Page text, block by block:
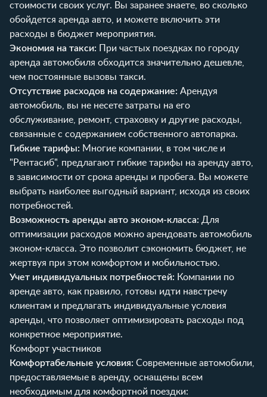
стоимости своих услуг. Вы заранее знаете, во сколько
обойдется аренда авто, и можете включить эти
расходы в бюджет мероприятия.
Экономия на такси: При частых поездках по городу
аренда автомобиля обходится значительно дешевле,
чем постоянные вызовы такси.
Отсутствие расходов на содержание: Арендуя
автомобиль, вы не несете затраты на его
обслуживание, ремонт, страховку и другие расходы,
связанные с содержанием собственного автопарка.
Гибкие тарифы: Многие компании, в том числе и
"Рентасиб", предлагают гибкие тарифы на аренду авто,
в зависимости от срока аренды и пробега. Вы можете
выбрать наиболее выгодный вариант, исходя из своих
потребностей.
Возможность аренды авто эконом-класса: Для
оптимизации расходов можно арендовать автомобиль
эконом-класса. Это позволит сэкономить бюджет, не
жертвуя при этом комфортом и мобильностью.
Учет индивидуальных потребностей: Компании по
аренде авто, как правило, готовы идти навстречу
клиентам и предлагать индивидуальные условия
аренды, что позволяет оптимизировать расходы под
конкретное мероприятие.
Комфорт участников
Комфортабельные условия: Современные автомобили,
предоставляемые в аренду, оснащены всем
необходимым для комфортной поездки: